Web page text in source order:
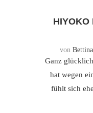
HIYOKO
von
Ganz
hat wegen
fühlt sich